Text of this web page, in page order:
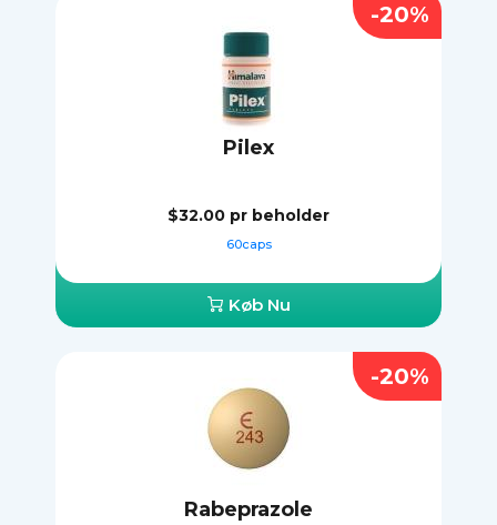
Pilex
$32.00 pr beholder
60caps
Køb Nu
-20%
Rabeprazole
-20%